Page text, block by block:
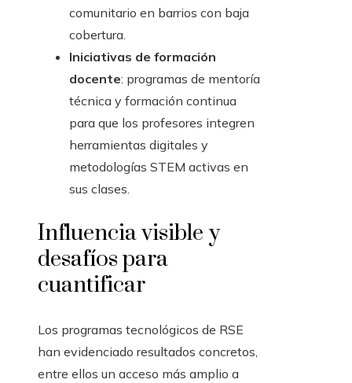
comunitario en barrios con baja
cobertura.
Iniciativas de formación
docente: programas de mentoría
técnica y formación continua
para que los profesores integren
herramientas digitales y
metodologías STEM activas en
sus clases.
Influencia visible y
desafíos para
cuantificar
Los programas tecnológicos de RSE
han evidenciado resultados concretos,
entre ellos un acceso más amplio a